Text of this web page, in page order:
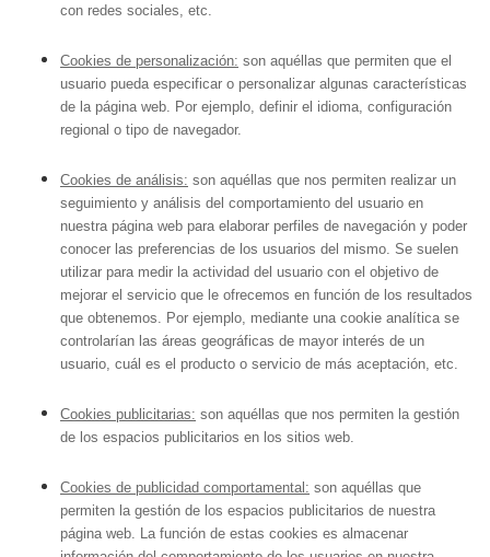
con redes sociales, etc.
Cookies de personalización: son aquéllas que permiten que el
usuario pueda especificar o personalizar algunas características
de la página web. Por ejemplo, definir el idioma, configuración
regional o tipo de navegador.
Cookies de análisis: son aquéllas que nos permiten realizar un
seguimiento y análisis del comportamiento del usuario en
nuestra página web para elaborar perfiles de navegación y poder
conocer las preferencias de los usuarios del mismo. Se suelen
utilizar para medir la actividad del usuario con el objetivo de
mejorar el servicio que le ofrecemos en función de los resultados
que obtenemos. Por ejemplo, mediante una cookie analítica se
controlarían las áreas geográficas de mayor interés de un
usuario, cuál es el producto o servicio de más aceptación, etc.
Cookies publicitarias: son aquéllas que nos permiten la gestión
de los espacios publicitarios en los sitios web.
Cookies de publicidad comportamental: son aquéllas que
permiten la gestión de los espacios publicitarios de nuestra
página web. La función de estas cookies es almacenar